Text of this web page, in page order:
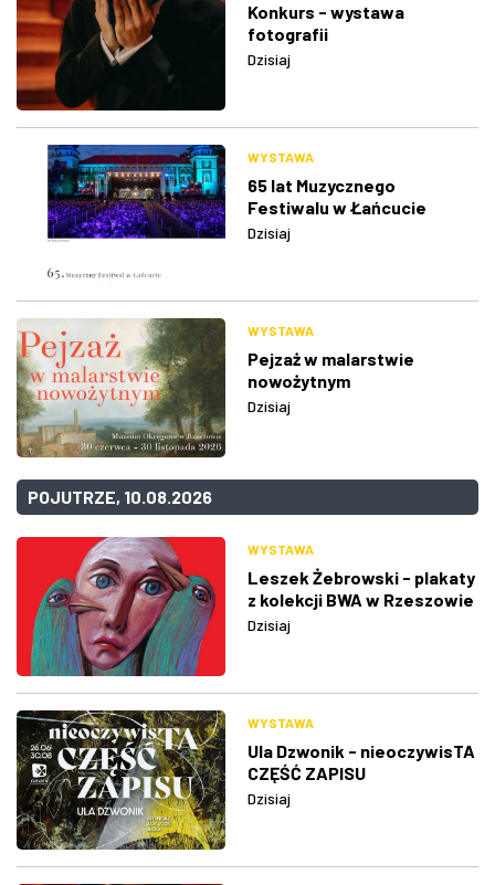
Konkurs - wystawa
fotografii
Dzisiaj
WYSTAWA
65 lat Muzycznego
Festiwalu w Łańcucie
Dzisiaj
WYSTAWA
Pejzaż w malarstwie
nowożytnym
Dzisiaj
POJUTRZE, 10.08.2026
WYSTAWA
Leszek Żebrowski - plakaty
z kolekcji BWA w Rzeszowie
Dzisiaj
WYSTAWA
Ula Dzwonik - nieoczywisTA
CZĘŚĆ ZAPISU
Dzisiaj